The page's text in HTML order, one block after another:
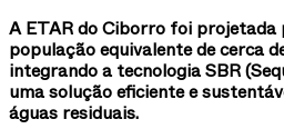
A ETAR do Ciborro foi projetada
população equivalente de cerca
integrando a tecnologia SBR
uma solução eficiente e
águas residuais.